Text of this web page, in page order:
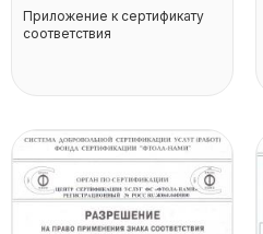
Приложение к сертификату
соответствия